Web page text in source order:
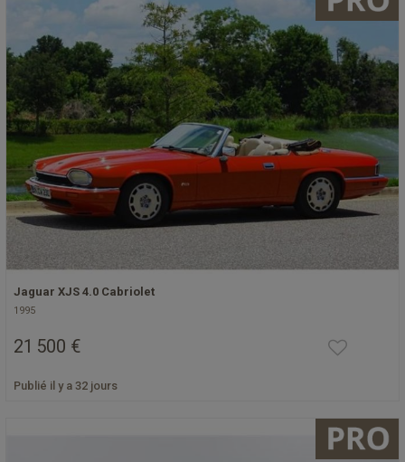
Jaguar XJS 4.0 Cabriolet
1995
21 500 €
Publié il y a 32 jours